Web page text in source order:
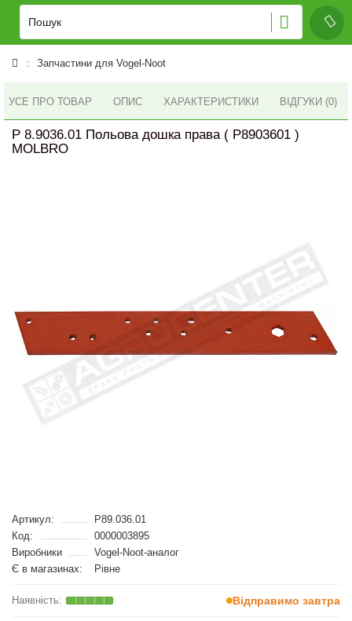
Запчастини для Vogel-Noot
УСЕ ПРО ТОВАР ОПИС ХАРАКТЕРИСТИКИ ВІДГУКИ (0)
P 8.9036.01 Польова дошка права ( P8903601 )
MOLBRO
Артикул:
P89.036.01
Код:
0000003895
Виробники
Vogel-Noot-аналог
Є в магазинах:
Рівне
Відправимо завтра